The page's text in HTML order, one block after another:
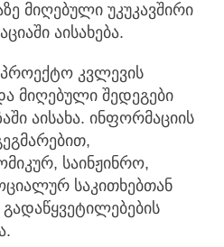
მიღებული უკუკავშირი
აისახება.
კვლევის
მიღებული შედეგები
აისახა. ინფორმაციის
საინჟინრო,
საკითხებთან